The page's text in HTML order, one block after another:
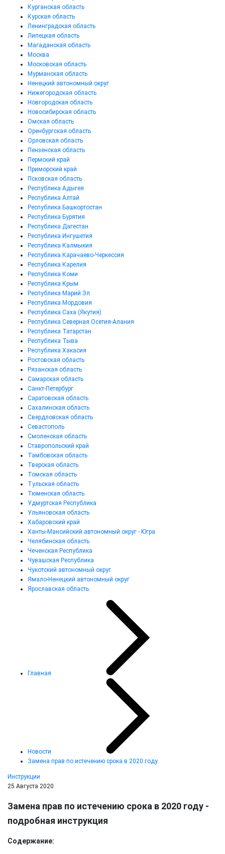
Курганская область
Курская область
Ленинградская область
Липецкая область
Магаданская область
Москва
Московская область
Мурманская область
Ненецкий автономный округ
Нижегородская область
Новгородская область
Новосибирская область
Омская область
Оренбургская область
Орловская область
Пензенская область
Пермский край
Приморский край
Псковская область
Республика Адыгея
Республика Алтай
Республика Башкортостан
Республика Бурятия
Республика Дагестан
Республика Ингушетия
Республика Калмыкия
Республика Карачаево-Черкессия
Республика Карелия
Республика Коми
Республика Крым
Республика Марий Эл
Республика Мордовия
Республика Саха (Якутия)
Республика Северная Осетия-Алания
Республика Татарстан
Республика Тыва
Республика Хакасия
Ростовская область
Рязанская область
Самарская область
Санкт-Петербург
Саратовская область
Сахалинская область
Свердловская область
Севастополь
Смоленская область
Ставропольский край
Тамбовская область
Тверская область
Томская область
Тульская область
Тюменская область
Удмуртская Республика
Ульяновская область
Хабаровский край
Ханты-Мансийский автономный округ - Югра
Челябинская область
Чеченская Республика
Чувашская Республика
Чукотский автономный округ
Ямало-Ненецкий автономный округ
Ярославская область
Главная
Новости
Замена прав по истечению срока в 2020 году
Инструкции
25 Августа 2020
Замена прав по истечению срока в 2020 году -
подробная инструкция
Содержание: